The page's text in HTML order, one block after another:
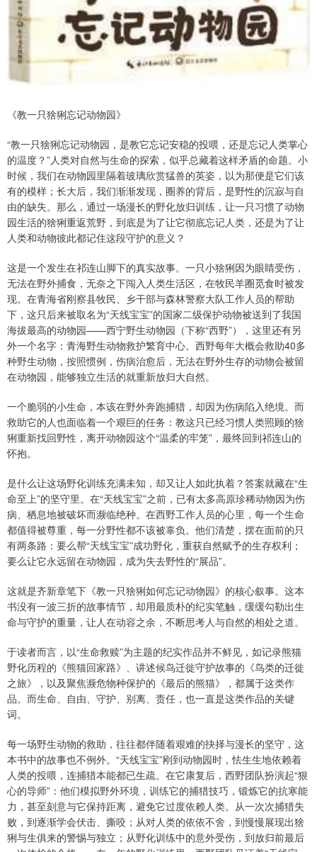
《教一只猞猁忘记动物园》
“教一只猞猁忘记动物园，是教它忘记安稳的投喂，还是忘记人类掌心
的温度？”人类对自然与生命的探索，似乎总藏着这样矛盾的命题。小
时候，我们在动物园里隔着玻璃欣赏猛兽的英姿，以为那便是它们该
有的模样；长大后，我们渐渐发现，圈养的背后，是野性的沉寂与自
由的缺失。那么，通过一场漫长的野化放归训练，让一只习惯了动物
园生活的猞猁重返荒野，到底是为了让它彻底忘记人类，还是为了让
人类和动物彼此都记住这段守护的意义？
这是一个发生在祁连山脚下的真实故事。一只小猞猁因为眼睛受伤，
无法在野外捕食，无奈之下闯入人类生活区，在牧民羊圈觅食时被发
现。在青海省刚察县牧民、乡干部与森林警察大队工作人员的帮助
下，这只后来被取名为“天线宝宝”的国家二级保护动物被送到了我国
海拔最高的动物园——西宁野生动物园（下称“西野”），这里还有另
外一个名字：青海野生动物救护繁育中心。西野每年大概会救助40多
种野生动物，按照惯例，伤病治愈后，无法在野外生存的动物会被留
在动物园，能够独立生活的就重新放归大自然。
一个脆弱的小生命，本该在野外奔跑捕猎，却因为伤病陷入绝境。而
救助它的人也面临着一个艰巨的任务：教这只已经习惯人类照顾的猞
猁重新找回野性，离开动物园这个“温柔的牢笼”，最终回到祁连山的
怀抱。
是什么让这场野化训练充满未知，却又让人如此执着？答案就藏在“生
命至上”的坚守里。在“天线宝宝”之前，已有太多高原珍稀动物因为伤
病、栖息地被破坏而濒临绝种。在西野工作人员的心里，每一个生命
都值得被尊重，每一分野性都不该被辜负。他们清楚，摆在面前的只
有两条路：要么帮“天线宝宝”成功野化，重获自然赋予的生存权利；
要么让它永远留在动物园，成为失去野性的“展品”。
这就是齐新章笔下《教一只猞猁如何忘记动物园》的核心叙事。这本
书没有一波三折的故事情节，却用最质朴的纪实笔触，缓缓勾勒出生
命与守护的重量，让人在动容之余，不断思考人与自然的相处之道。
于读者而言，以“生命救赎”为主题的纪实作品并不鲜见，如记录熊猫
野化历程的《熊猫回家路》、讲述候鸟迁徙守护故事的《鸟类的迁徙
之旅》，以及聚焦濒危物种保护的《最后的熊猫》，都属于这类作
品。而生命、自由、守护、别离、责任，也一直是这类作品的关键
词。
每一场野生动物的救助，往往都伴随着艰难的抉择与漫长的坚守，这
本书中的故事也不例外。“天线宝宝”刚到动物园时，怯生生地依赖着
人类的投喂，连捕猎本能都已生疏。在它康复后，西野团队扮演起“狠
心的导师”：他们模拟野外环境，训练它的捕猎技巧，锻炼它的抗寒能
力，甚至刻意与它保持距离，避免它过度依赖人类。从一次次捕猎失
败，到逐渐学会伏击、撕咬；从对人类的依依不舍，到慢慢展现出猞
猁与生俱来的警惕与独立；从野化训练中的意外受伤，到放归前最后